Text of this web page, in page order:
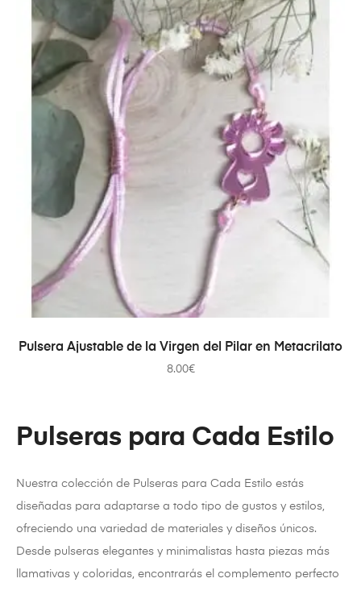
SELECCIONAR OPCIONES
Pulsera Ajustable de la Virgen del Pilar en Metacrilato
8.00€
Pulseras para Cada Estilo
Nuestra colección de Pulseras para Cada Estilo estás
diseñadas para adaptarse a todo tipo de gustos y estilos,
ofreciendo una variedad de materiales y diseños únicos.
Desde pulseras elegantes y minimalistas hasta piezas más
llamativas y coloridas, encontrarás el complemento perfecto